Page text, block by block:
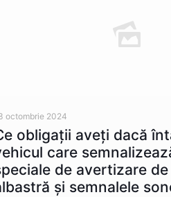
octombrie 2024
obligaţii aveţi dacă
care
de avertizare
şi semnalele